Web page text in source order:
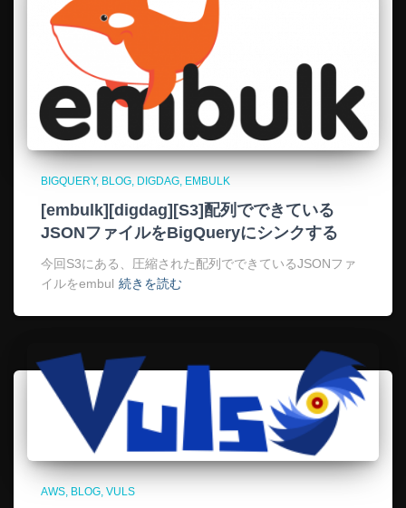
BIGQUERY BLOG DIGDAG EMBULK
[embulk][digdag][S3]配列でできている
JSONファイルをBigQueryにシンクする
今回S3にある、圧縮された配列でできているJSONファ
イルをembul 続きを読む
AWS BLOG VULS